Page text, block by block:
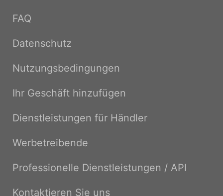
FAQ
Datenschutz
Nutzungsbedingungen
Ihr Geschäft hinzufügen
Dienstleistungen für Händler
Werbetreibende
Professionelle Dienstleistungen / API
Kontaktieren Sie uns